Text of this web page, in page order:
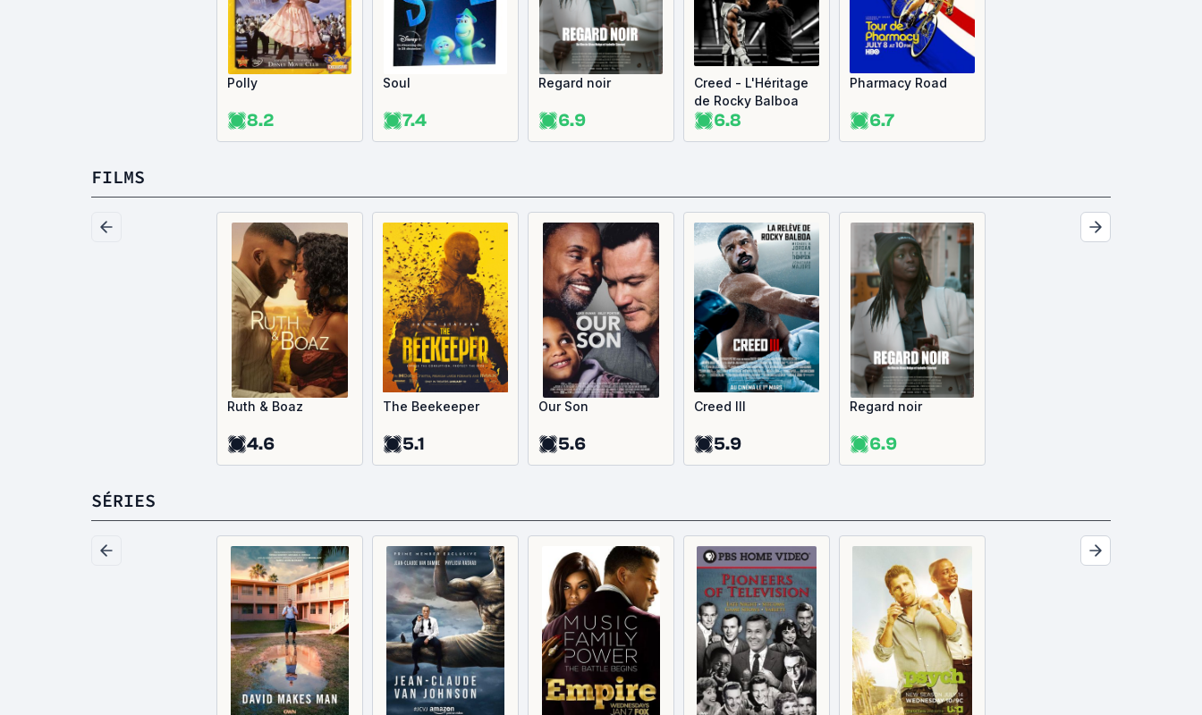
Polly
8.2
Soul
7.4
Regard noir
6.9
Creed - L'Héritage
de Rocky Balboa
6.8
Pharmacy Road
6.7
FILMS
Ruth & Boaz
4.6
The Beekeeper
5.1
Our Son
5.6
Creed III
5.9
Regard noir
6.9
SÉRIES